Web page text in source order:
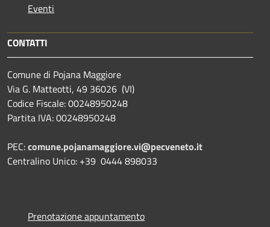
Eventi
CONTATTI
Comune di Pojana Maggiore
Via G. Matteotti, 49 36026 (VI)
Codice Fiscale: 00248950248
Partita IVA: 00248950248
PEC:comune.pojanamaggiore.vi@pecveneto.it
Centralino Unico: +39 0444 898033
Prenotazione appuntamento